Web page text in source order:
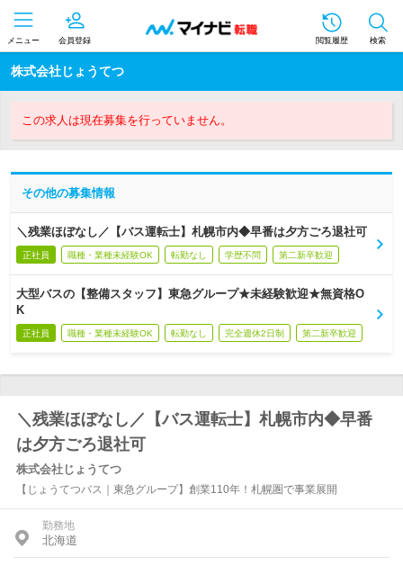
メニュー 会員登録 閲覧履歴 検索
株式会社じょうてつ
この求人は現在募集を行っていません。
その他の募集情報
＼残業ほぼなし／【バス運転士】札幌市内◆早番は夕方ごろ退社可
正社員 職種・業種未経験OK 転勤なし 学歴不問 第二新卒歓迎
大型バスの【整備スタッフ】東急グループ★未経験歓迎★無資格O
K
正社員 職種・業種未経験OK 転勤なし 完全週休2日制 第二新卒歓迎
＼残業ほぼなし／【バス運転士】札幌市内◆早番
は夕方ごろ退社可
株式会社じょうてつ
【じょうてつバス｜東急グループ】創業110年！札幌圏で事業展開
勤務地
北海道